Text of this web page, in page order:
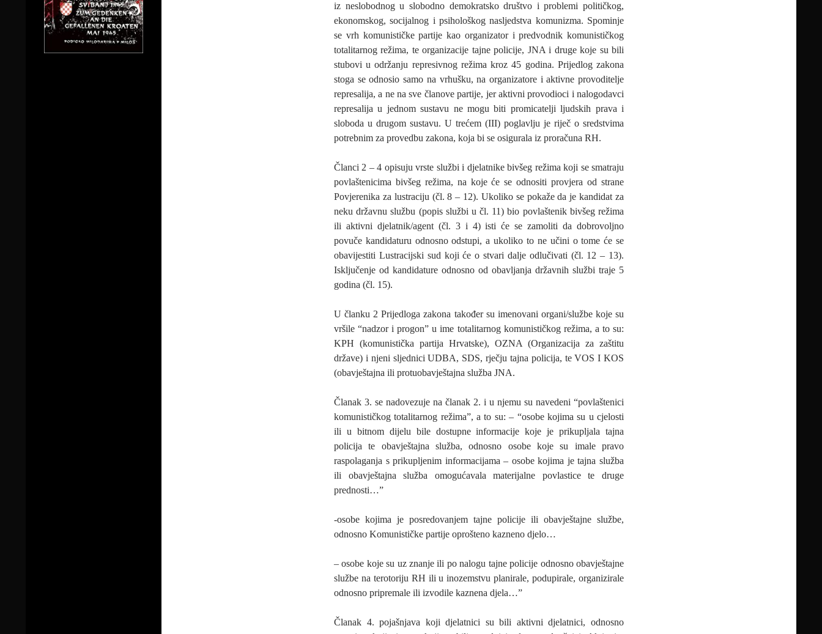
iz neslobodnog u slobodno demokratsko društvo i problemi političkog,
ekonomskog, socijalnog i psihološkog nasljedstva komunizma. Spominje
se vrh komunističke partije kao organizator i predvodnik komunističkog
totalitarnog režima, te organizacije tajne policije, JNA i druge koje su bili
stubovi u održanju represivnog režima kroz 45 godina. Prijedlog zakona
stoga se odnosio samo na vrhušku, na organizatore i aktivne provoditelje
represalija, a ne na sve članove partije, jer aktivni provodioci i nalogodavci
represalija u jednom sustavu ne mogu biti promicatelji ljudskih prava i
sloboda u drugom sustavu. U trećem (III) poglavlju je riječ o sredstvima
potrebnim za provedbu zakona, koja bi se osigurala iz proračuna RH.
Članci 2 – 4 opisuju vrste službi i djelatnike bivšeg režima koji se smatraju
povlaštenicima bivšeg režima, na koje će se odnositi provjera od strane
Povjerenika za lustraciju (čl. 8 – 12). Ukoliko se pokaže da je kandidat za
neku državnu službu (popis službi u čl. 11) bio povlaštenik bivšeg režima
ili aktivni djelatnik/agent (čl. 3 i 4) isti će se zamoliti da dobrovoljno
povuče kandidaturu odnosno odstupi, a ukoliko to ne učini o tome će se
obavijestiti Lustracijski sud koji će o stvari dalje odlučivati (čl. 12 – 13).
Isključenje od kandidature odnosno od obavljanja državnih službi traje 5
godina (čl. 15).
U članku 2 Prijedloga zakona također su imenovani organi/službe koje su
vršile “nadzor i progon” u ime totalitarnog komunističkog režima, a to su:
KPH (komunistička partija Hrvatske), OZNA (Organizacija za zaštitu
države) i njeni sljednici UDBA, SDS, rječju tajna policija, te VOS I KOS
(obavještajna ili protuobavještajna služba JNA.
Članak 3. se nadovezuje na članak 2. i u njemu su navedeni “povlaštenici
komunističkog totalitarnog režima”, a to su: – “osobe kojima su u cjelosti
ili u bitnom dijelu bile dostupne informacije koje je prikupljala tajna
policija te obavještajna služba, odnosno osobe koje su imale pravo
raspolaganja s prikupljenim informacijama – osobe kojima je tajna služba
ili obavještajna služba omogućavala materijalne povlastice te druge
prednosti…”
-osobe kojima je posredovanjem tajne policije ili obavještajne službe,
odnosno Komunističke partije oprošteno kazneno djelo…
– osobe koje su uz znanje ili po nalogu tajne policije odnosno obavještajne
službe na terotoriju RH ili u inozemstvu planirale, podupirale, organizirale
odnosno pripremale ili izvodile kaznena djela…”
Članak 4. pojašnjava koji djelatnici su bili aktivni djelatnici, odnosno